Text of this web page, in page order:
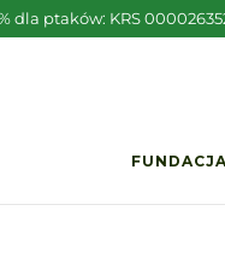
dla ptaków: KRS